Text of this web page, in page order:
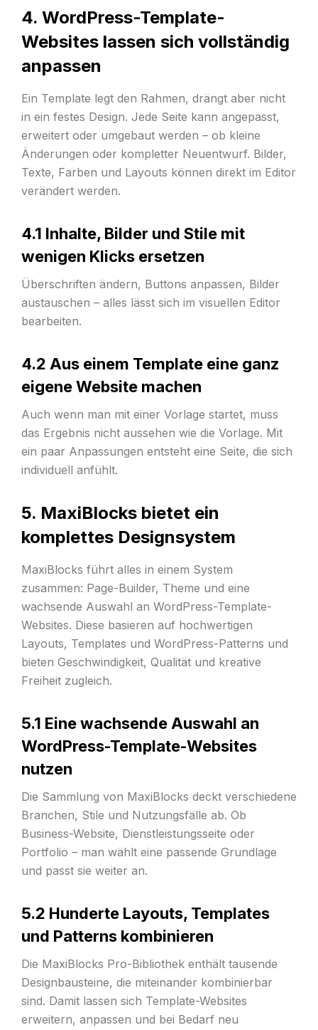
4. WordPress-Template-
Websites lassen sich vollständig
anpassen
Ein Template legt den Rahmen, drängt aber nicht
in ein festes Design. Jede Seite kann angepasst,
erweitert oder umgebaut werden – ob kleine
Änderungen oder kompletter Neuentwurf. Bilder,
Texte, Farben und Layouts können direkt im Editor
verändert werden.
4.1 Inhalte, Bilder und Stile mit
wenigen Klicks ersetzen
Überschriften ändern, Buttons anpassen, Bilder
austauschen – alles lässt sich im visuellen Editor
bearbeiten.
4.2 Aus einem Template eine ganz
eigene Website machen
Auch wenn man mit einer Vorlage startet, muss
das Ergebnis nicht aussehen wie die Vorlage. Mit
ein paar Anpassungen entsteht eine Seite, die sich
individuell anfühlt.
5. MaxiBlocks bietet ein
komplettes Designsystem
MaxiBlocks führt alles in einem System
zusammen: Page-Builder, Theme und eine
wachsende Auswahl an WordPress-Template-
Websites. Diese basieren auf hochwertigen
Layouts, Templates und WordPress-Patterns und
bieten Geschwindigkeit, Qualität und kreative
Freiheit zugleich.
5.1 Eine wachsende Auswahl an
WordPress-Template-Websites
nutzen
Die Sammlung von MaxiBlocks deckt verschiedene
Branchen, Stile und Nutzungsfälle ab. Ob
Business-Website, Dienstleistungsseite oder
Portfolio – man wählt eine passende Grundlage
und passt sie weiter an.
5.2 Hunderte Layouts, Templates
und Patterns kombinieren
Die MaxiBlocks Pro-Bibliothek enthält tausende
Designbausteine, die miteinander kombinierbar
sind. Damit lassen sich Template-Websites
erweitern, anpassen und bei Bedarf neu